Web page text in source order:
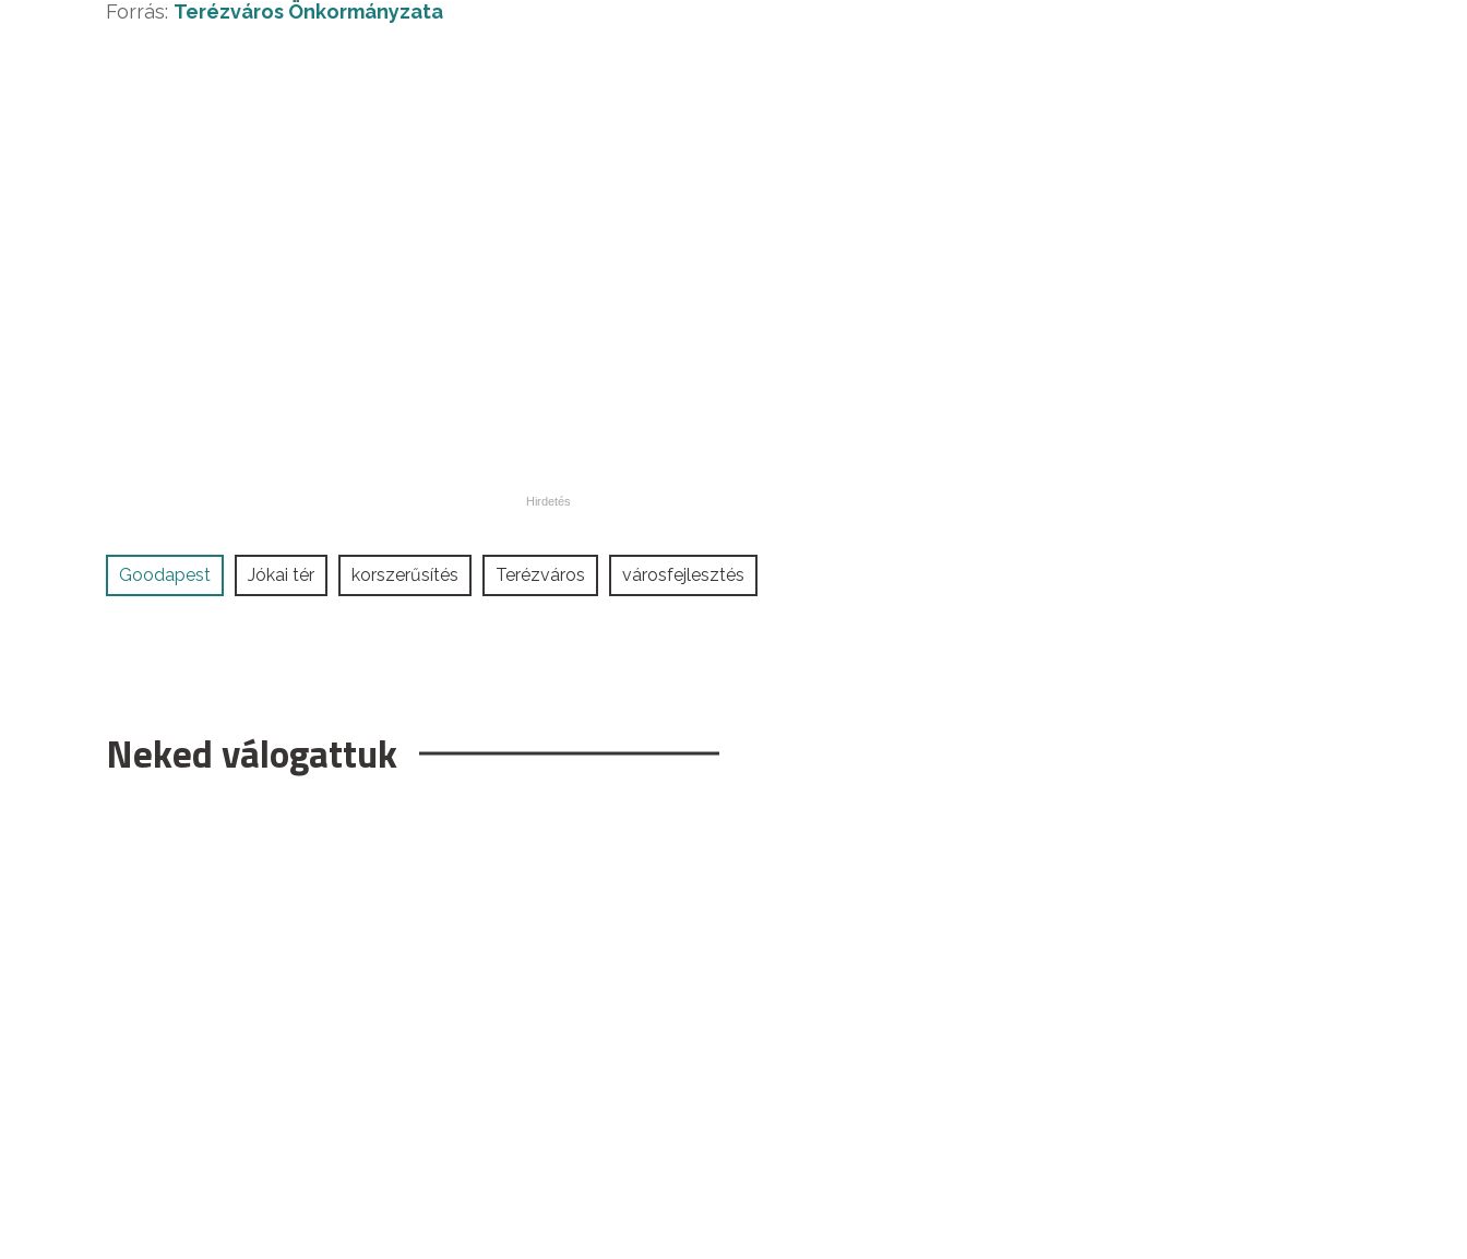
Forrás: Terézváros Önkormányzata
Goodapest Jókai tér korszerűsítés Terézváros városfejlesztés
Neked válogattuk